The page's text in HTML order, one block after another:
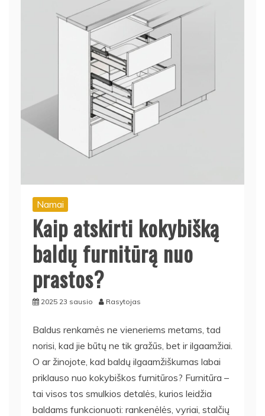
Namai
Kaip atskirti kokybišką
baldų furnitūrą nuo
prastos?
2025 23 sausio Rasytojas
Baldus renkamės ne vieneriems metams, tad
norisi, kad jie būtų ne tik gražūs, bet ir ilgaamžiai.
O ar žinojote, kad baldų ilgaamžiškumas labai
priklauso nuo kokybiškos furnitūros? Furnitūra –
tai visos tos smulkios detalės, kurios leidžia
baldams funkcionuoti: rankenėlės, vyriai, stalčių